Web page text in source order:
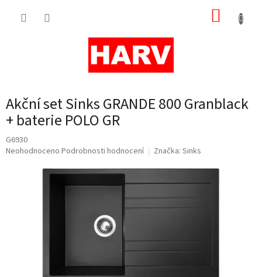
Akční set Sinks GRANDE 800 Granblack
+ baterie POLO GR
G6930
Průměrné
Neohodnoceno Podrobnosti hodnocení Značka: Sinks